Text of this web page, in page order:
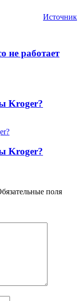
Источник
не работает
Kroger?
Kroger?
поля